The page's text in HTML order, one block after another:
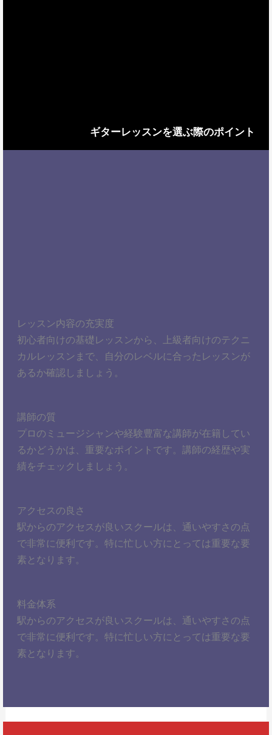
ギターレッスンを選ぶ際のポイント
レッスン内容の充実度
初心者向けの基礎レッスンから、上級者向けのテクニ
カルレッスンまで、自分のレベルに合ったレッスンが
あるか確認しましょう。
講師の質
プロのミュージシャンや経験豊富な講師が在籍してい
るかどうかは、重要なポイントです。講師の経歴や実
績をチェックしましょう。
アクセスの良さ
駅からのアクセスが良いスクールは、通いやすさの点
で非常に便利です。特に忙しい方にとっては重要な要
素となります。
料金体系
駅からのアクセスが良いスクールは、通いやすさの点
で非常に便利です。特に忙しい方にとっては重要な要
素となります。